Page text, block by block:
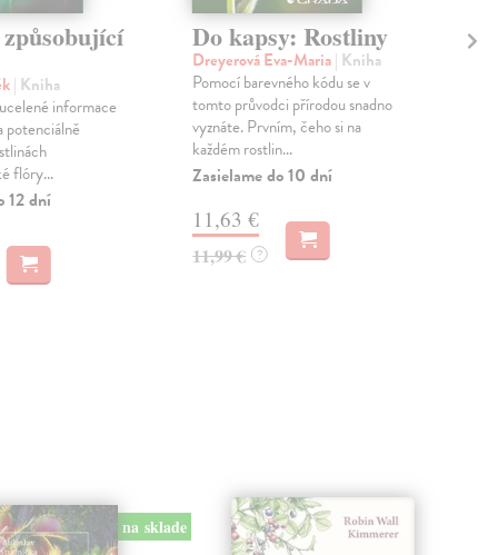
| Kniha
informace
potenciálně
flóry...
12 dní
Do kapsy: Rostliny
Dreyerová Eva-Maria| Kniha
Pomocí barevného kódu se v
tomto průvodci přírodou snadno
vyznáte. Prvním, čeho si na
každém rostlin...
Zasielame do 10 dní
11,63 €
11,99 € ?
na sklade